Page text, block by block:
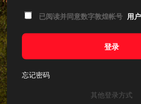
已阅读并同意数字敦煌帐号 用
登录
忘记密码
其他登录方式